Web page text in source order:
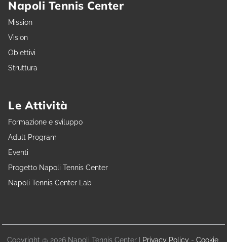
Napoli Tennis Center
Mission
Vision
Obiettivi
Struttura
Le Attività
Formazione e sviluppo
Adult Program
Eventi
Progetto Napoli Tennis Center
Napoli Tennis Center Lab
Copyright @ 2026 Napoli Tennis Center | Privacy Policy - Cookie